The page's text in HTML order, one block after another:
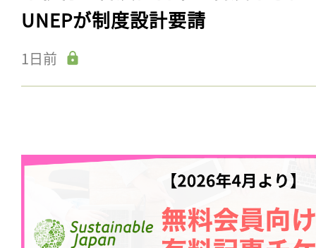
UNEPが制度設計要請
1日前